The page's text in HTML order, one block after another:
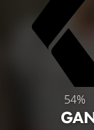
54%